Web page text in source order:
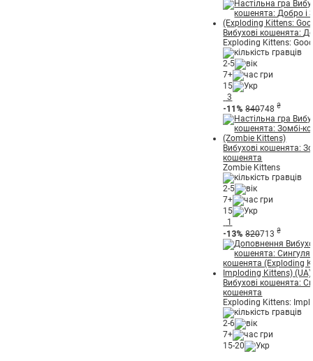
Вибухові кошенята:
Exploding Kittens:
2-5
7+
15
3
-11% 840748₴
Вибухові кошенята:
кошенята
Zombie Kittens
2-5
7+
15
1
-13% 820713₴
Вибухові кошенята:
кошенята
Exploding Kittens:
2-6
7+
15-20